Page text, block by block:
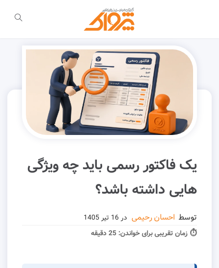
یک فاکتور رسمی باید چه ویژگی
هایی داشته باشد؟
توسط احسان رحیمی در
⏱ زمان تقریبی برای خواندن: 25 دقیقه